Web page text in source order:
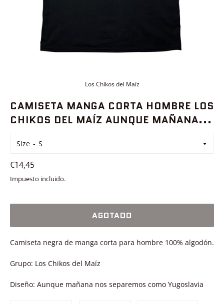
Los Chikos del Maíz
CAMISETA MANGA CORTA HOMBRE LOS
CHIKOS DEL MAÍZ AUNQUE MAÑANA...
Size
Precio
habitual
€14,45
Impuesto incluido.
AGOTADO
Camiseta negra de manga corta para hombre 100% algodón.
Grupo: Los Chikos del Maíz
Diseño: Aunque mañana nos separemos como Yugoslavia